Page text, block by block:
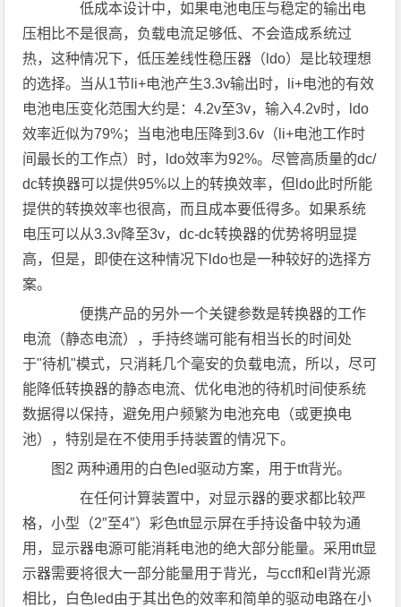
低成本设计中，如果电池电压与稳定的输出电
压相比不是很高，负载电流足够低、不会造成系统过
热，这种情况下，低压差线性稳压器（ldo）是比较理想
的选择。当从1节li+电池产生3.3v输出时，li+电池的有效
电池电压变化范围大约是：4.2v至3v，输入4.2v时，ldo
效率近似为79%；当电池电压降到3.6v（li+电池工作时
间最长的工作点）时，ldo效率为92%。尽管高质量的dc/
dc转换器可以提供95%以上的转换效率，但ldo此时所能
提供的转换效率也很高，而且成本要低得多。如果系统
电压可以从3.3v降至3v，dc-dc转换器的优势将明显提
高，但是，即使在这种情况下ldo也是一种较好的选择方
案。
便携产品的另外一个关键参数是转换器的工作
电流（静态电流），手持终端可能有相当长的时间处
于"待机"模式，只消耗几个毫安的负载电流，所以，尽可
能降低转换器的静态电流、优化电池的待机时间使系统
数据得以保持，避免用户频繁为电池充电（或更换电
池），特别是在不使用手持装置的情况下。
图2 两种通用的白色led驱动方案，用于tft背光。
在任何计算装置中，对显示器的要求都比较严
格，小型（2″至4″）彩色tft显示屏在手持设备中较为通
用，显示器电源可能消耗电池的绝大部分能量。采用tft显
示器需要将很大一部分能量用于背光，与ccfl和el背光源
相比，白色led由于其出色的效率和简单的驱动电路在小